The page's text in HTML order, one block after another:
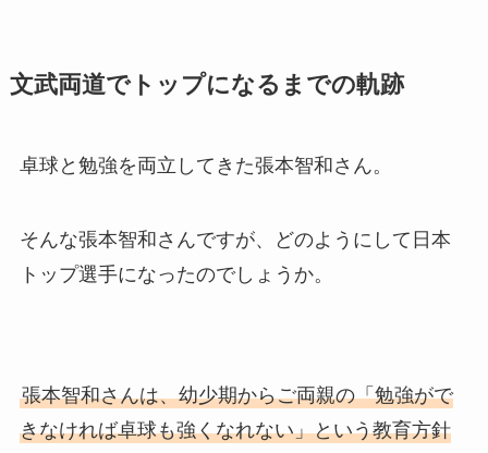
文武両道でトップになるまでの軌跡
卓球と勉強を両立してきた張本智和さん。
そんな張本智和さんですが、どのようにして日本
トップ選手になったのでしょうか。
張本智和さんは、幼少期からご両親の「勉強がで
きなければ卓球も強くなれない」という教育方針